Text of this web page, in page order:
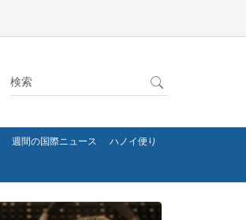
週間の国際ニュース ハノイ便り